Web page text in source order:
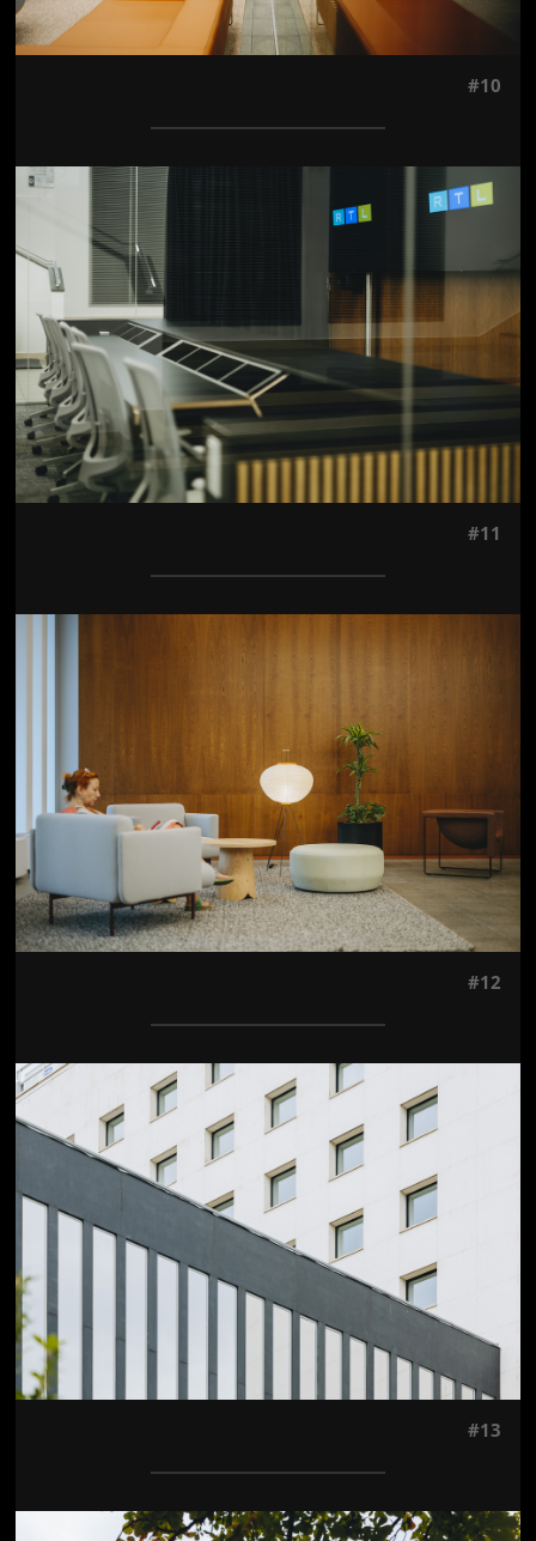
#10
Jön még kép!
#11
Jön még kép!
#12
Jön még kép!
#13